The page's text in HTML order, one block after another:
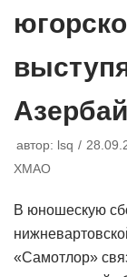
автор: lsq
ХМАО
В юношескую
«Самотлор»